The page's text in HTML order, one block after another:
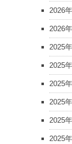
2026
2026
2025
2025
2025
2025
2025
2025